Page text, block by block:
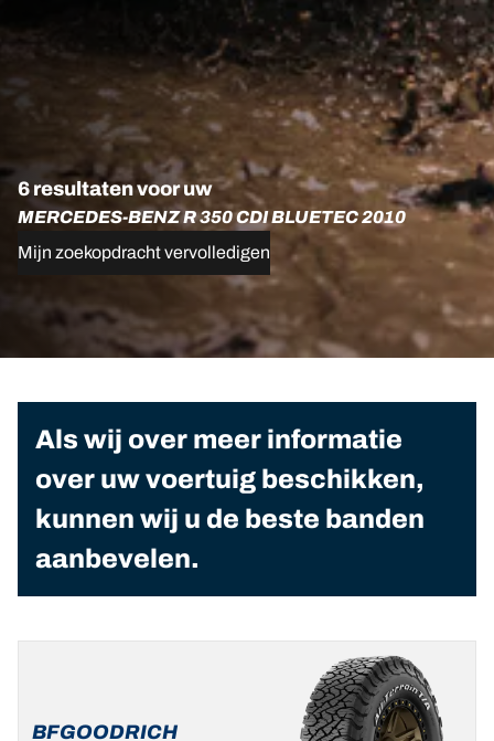
6 resultaten voor uw
MERCEDES-BENZ R 350 CDI BLUETEC 2010
Mijn zoekopdracht vervolledigen
Als wij over meer informatie
over uw voertuig beschikken,
kunnen wij u de beste banden
aanbevelen.
BFGOODRICH